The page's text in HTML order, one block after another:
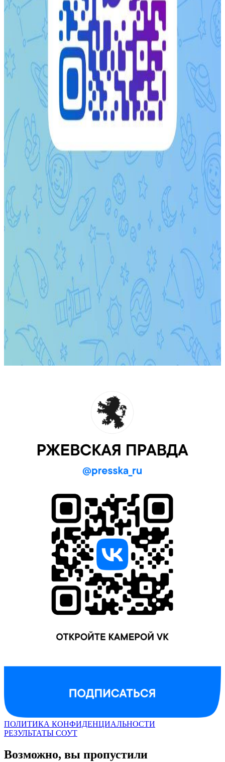
ПОЛИТИКА КОНФИДЕНЦИАЛЬНОСТИ
РЕЗУЛЬТАТЫ СОУТ
Возможно, вы пропустили